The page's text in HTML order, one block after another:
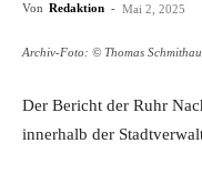
Von Redaktion - Mai 2, 2025
Archiv-Foto: © Thomas
Der Bericht der Ruhr
innerhalb der